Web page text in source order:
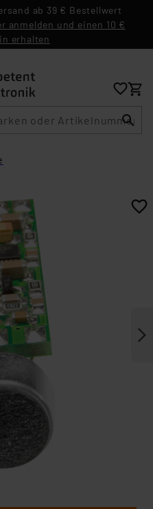
ab 39 € Bestellwert
anmelden und einen 10 €
erhalten